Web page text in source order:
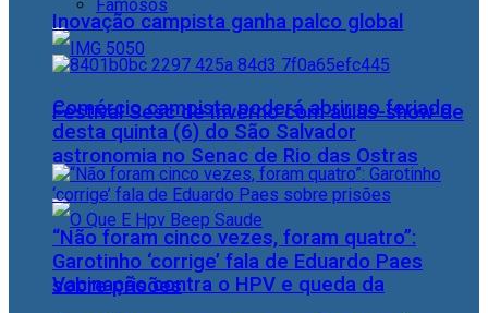
Famosos
Festival Sesc de Inverno com aulas-show de
astronomia no Senac de Rio das Ostras
Vacinação contra o HPV e queda da
Inovação campista ganha palco global
Comércio campista poderá abrir no feriado
desta quinta (6) do São Salvador
“Não foram cinco vezes, foram quatro”:
Garotinho ‘corrige’ fala de Eduardo Paes
sobre prisões